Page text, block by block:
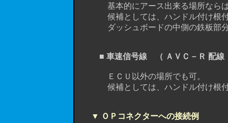
基本的にアース出来る場所ならば
候補としては、ハンドル付け根付近
ダッシュボードの中側の鉄板部分
■ 車速信号線 （ ＡＶＣ－Ｒ 配線
ＥＣＵ以外の場所でも可。
候補としては、ハンドル付け根付
▼ ＯＰコネクターへの接続例